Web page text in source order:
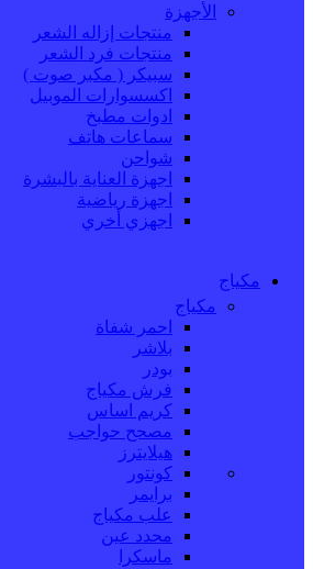
الأجهزة
منتجات إزاله الشعر
منتجات فرد الشعر
سبيكر ( مكبر صوت )
اكسسوارات الموبيل
ادوات مطبخ
سماعات هاتف
شواحن
اجهزة العناية بالبشرة
اجهزة رياضية
اجهزي أخري
مكياج
مكياج
احمر شفاة
بلاشر
بودر
فرش مكياج
كريم اساس
مصحح حواجب
هيلايترز
كونتور
برايمر
علب مكياج
محدد عين
ماسكرا